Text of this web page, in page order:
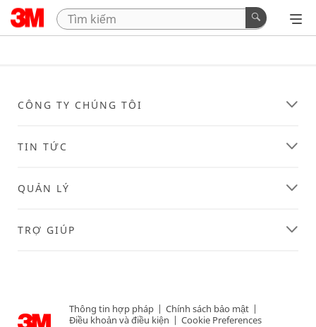
CÔNG TY CHÚNG TÔI
TIN TỨC
QUẢN LÝ
TRỢ GIÚP
Thông tin hợp pháp | Chính sách bảo mật |
Điều khoản và điều kiện | Cookie Preferences